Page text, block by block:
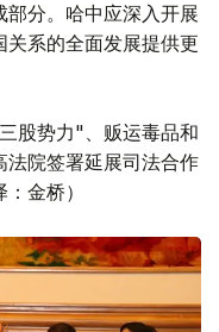
分。哈中应深入开展
系的全面发展提供更
股势力"、贩运毒品和
法院签署延展司法合作
金桥）